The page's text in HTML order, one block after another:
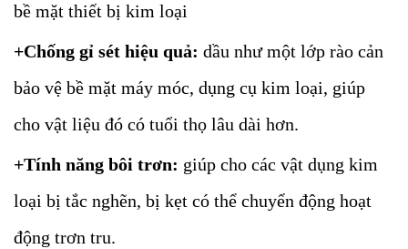
bề mặt thiết bị kim loại
+Chống gỉ sét hiệu quả: dầu như một lớp rào cản
bảo vệ bề mặt máy móc, dụng cụ kim loại, giúp
cho vật liệu đó có tuổi thọ lâu dài hơn.
+Tính năng bôi trơn: giúp cho các vật dụng kim
loại bị tắc nghẽn, bị kẹt có thể chuyển động hoạt
động trơn tru.